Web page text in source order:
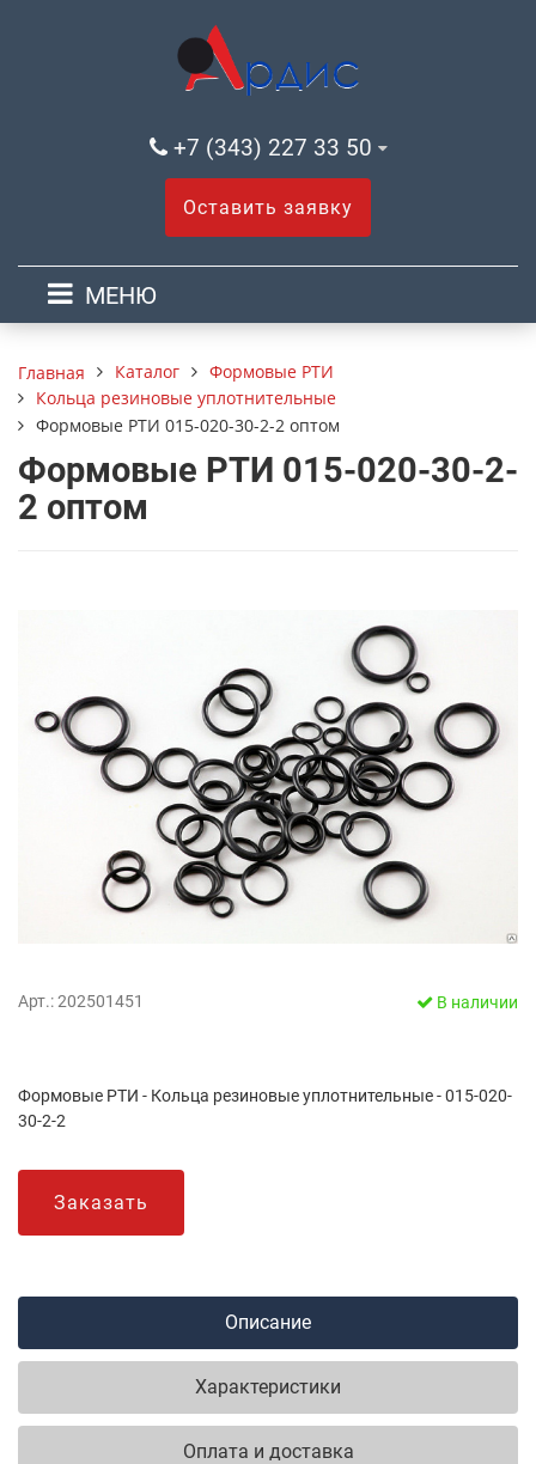
+7 (343) 227 33 50
Оставить заявку
МЕНЮ
Главная Каталог
Формовые РТИ
Кольца резиновые уплотнительные
Формовые РТИ 015-020-30-2-2 оптом
Формовые РТИ 015-020-30-2-
2 оптом
Арт.: 202501451 В наличии
Формовые РТИ - Кольца резиновые уплотнительные - 015-020-
30-2-2
Заказать
Описание
Характеристики
Оплата и доставка